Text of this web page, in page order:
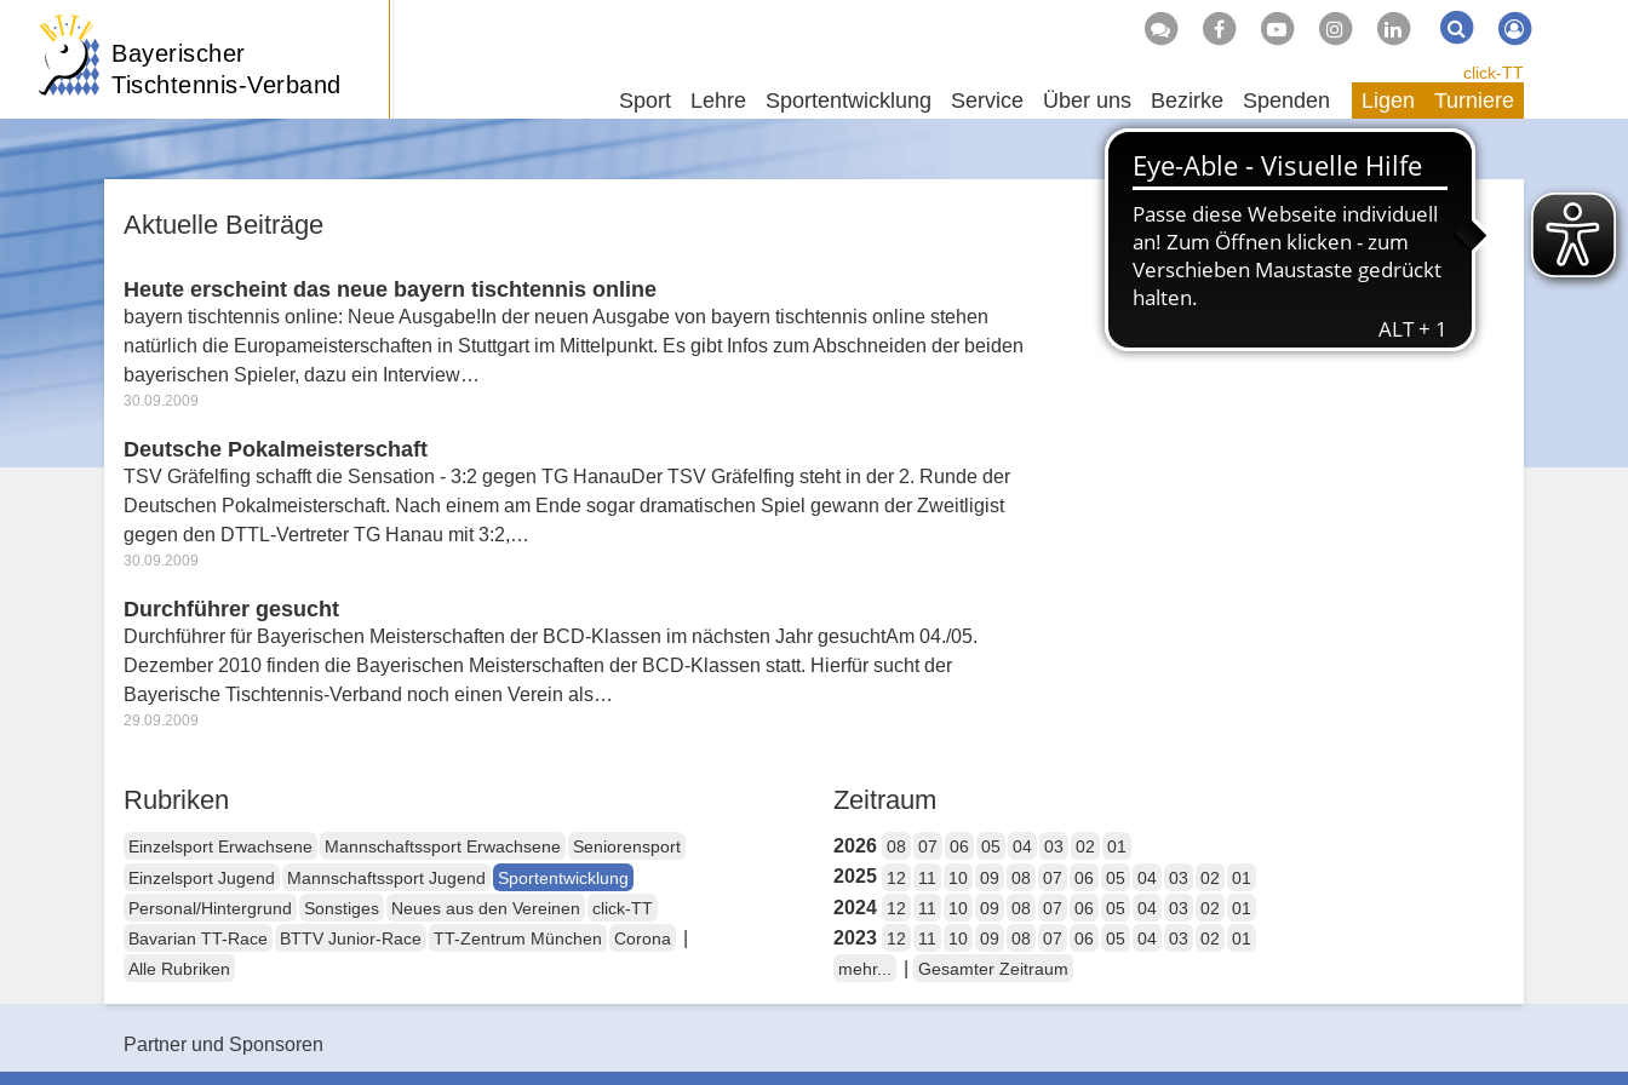
Bayerischer
Tischtennis-Verband
Suche Suchen
Sport Lehre Sportentwicklung Service Über uns Bezirke Spenden
click-TT
Ligen Turniere
Aktuelle Beiträge
Heute erscheint das neue bayern tischtennis online
bayern tischtennis online: Neue Ausgabe!In der neuen Ausgabe von bayern tischtennis online stehen
natürlich die Europameisterschaften in Stuttgart im Mittelpunkt. Es gibt Infos zum Abschneiden der beiden
bayerischen Spieler, dazu ein Interview…
30.09.2009
Deutsche Pokalmeisterschaft
TSV Gräfelfing schafft die Sensation - 3:2 gegen TG HanauDer TSV Gräfelfing steht in der 2. Runde der
Deutschen Pokalmeisterschaft. Nach einem am Ende sogar dramatischen Spiel gewann der Zweitligist
gegen den DTTL-Vertreter TG Hanau mit 3:2,…
30.09.2009
Durchführer gesucht
Durchführer für Bayerischen Meisterschaften der BCD-Klassen im nächsten Jahr gesuchtAm 04./05.
Dezember 2010 finden die Bayerischen Meisterschaften der BCD-Klassen statt. Hierfür sucht der
Bayerische Tischtennis-Verband noch einen Verein als…
29.09.2009
Rubriken
Einzelsport Erwachsene Mannschaftssport Erwachsene
Seniorensport
Einzelsport Jugend
Mannschaftssport Jugend
Sportentwicklung
Personal/Hintergrund
Sonstiges Neues aus den Vereinen
click-TT
Bavarian TT-Race
BTTV Junior-Race TT-Zentrum München Corona
Alle Rubriken
Zeitraum
2026 08 07 06 05 04 03 02 01
2025 12 11 10 09 08 07 06 05 04 03 02 01
2024 12 11 10 09 08 07 06 05 04 03 02 01
2023 12 11 10 09 08 07 06 05 04 03 02
01
mehr...
Gesamter Zeitraum
Partner und Sponsoren